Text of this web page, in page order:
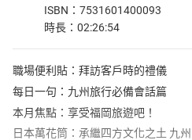
ISBN：7531601400093
時長：02:26:54
職場便利貼：拜訪客戶時的禮儀
每日一句：九州旅行必備會話篇
本月焦點：享受福岡旅遊吧！
日本萬花筒：承繼四方文化之土 九州